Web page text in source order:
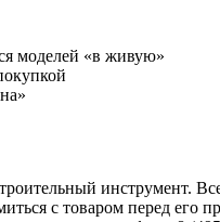
моделей «в живую»
инструмент.
с товаром перед его